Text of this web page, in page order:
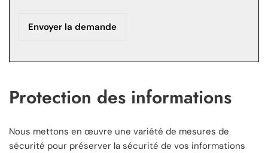
Protection des informations
Nous mettons en œuvre une variété de mesures de
sécurité pour préserver la sécurité de vos informations